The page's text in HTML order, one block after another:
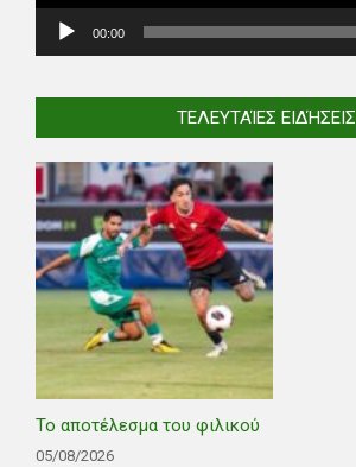
00:00
ΤΕΛΕΥΤΑΊΕΣ ΕΙΔΉΣΕΙΣ
Το αποτέλεσμα του φιλικού
05/08/2026